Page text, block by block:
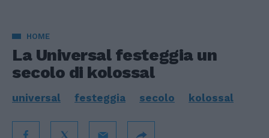
HOME
La Universal festeggia un
secolo di kolossal
universal festeggia secolo kolossal